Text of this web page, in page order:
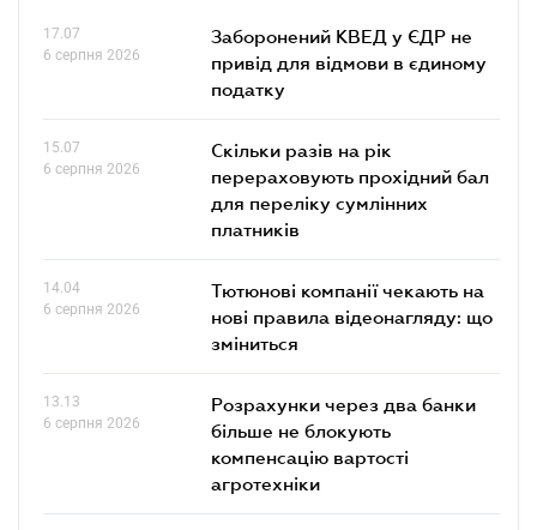
17.07
6 серпня 2026
Заборонений КВЕД у ЄДР не
привід для відмови в єдиному
податку
15.07
6 серпня 2026
Скільки разів на рік
перераховують прохідний бал
для переліку сумлінних
платників
14.04
6 серпня 2026
Тютюнові компанії чекають на
нові правила відеонагляду: що
зміниться
13.13
6 серпня 2026
Розрахунки через два банки
більше не блокують
компенсацію вартості
агротехніки